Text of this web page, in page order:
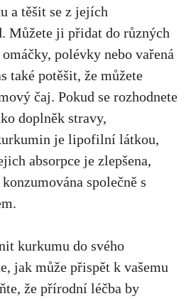
a těšit se z jejích
Můžete ji přidat do⁣ různých
, polévky nebo vařená
také potěšit, že můžete
čaj. Pokud se rozhodnete
doplněk stravy,
je lipofilní látkou,
absorpce⁤ je zlepšena,
společně s
kurkumu do⁤ svého
jak ⁤může přispět k ‌vašemu⁢
že přírodní léčba by⁣